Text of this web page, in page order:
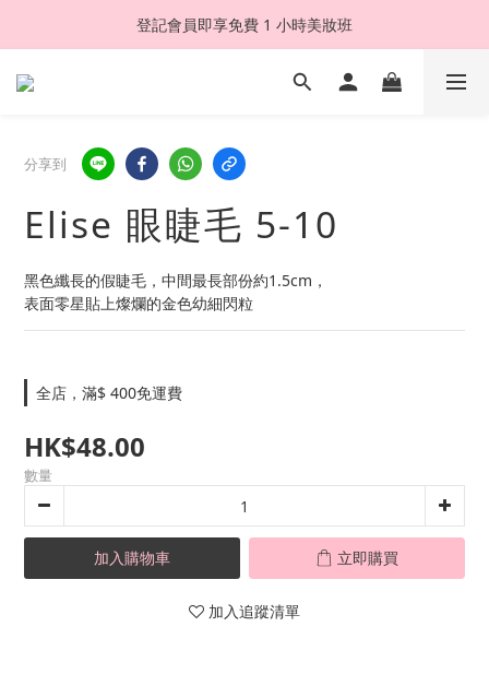
登記會員即享免費 1 小時美妝班
分享到
Elise 眼睫毛 5-10
黑色纖長的假睫毛，中間最長部份約1.5cm，
表面零星貼上燦爛的金色幼細閃粒
全店，滿$ 400免運費
HK$48.00
數量
加入購物車 立即購買
加入追蹤清單